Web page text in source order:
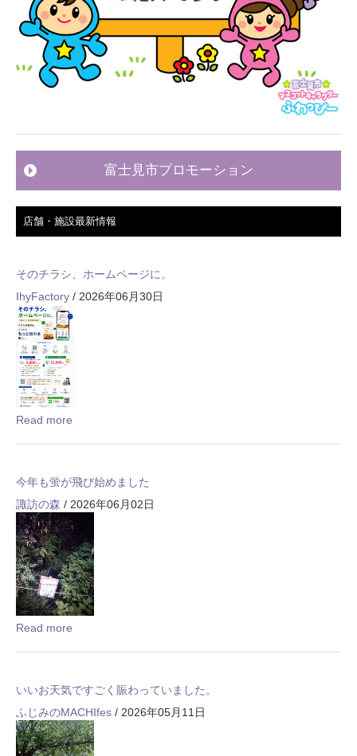
富士見市プロモーション
店舗・施設最新情報
そのチラシ、ホームページに。
IhyFactory / 2026年06月30日
Read more
今年も蛍が飛び始めました
諏訪の森 / 2026年06月02日
Read more
いいお天気ですごく賑わっていました。
ふじみのMACHIfes / 2026年05月11日